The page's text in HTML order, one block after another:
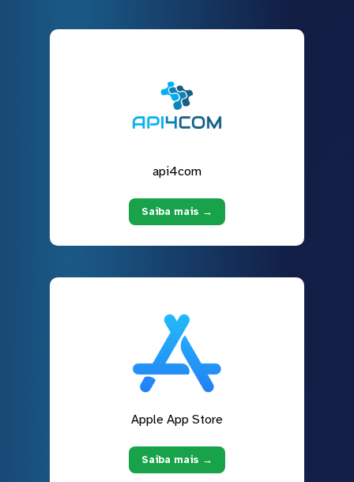
api4com
Saiba mais →
Apple App Store
Saiba mais →